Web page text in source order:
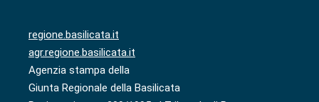
regione.basilicata.it
agr.regione.basilicata.it
Agenzia stampa della
Giunta Regionale della Basilicata